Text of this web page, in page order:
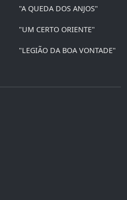
"A QUEDA DOS ANJOS"
"UM CERTO ORIENTE"
"LEGIÃO DA BOA VONTADE"